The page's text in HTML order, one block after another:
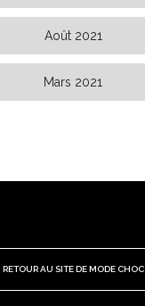
Août 2021
Mars 2021
RETOUR AU SITE DE MODE CHOC